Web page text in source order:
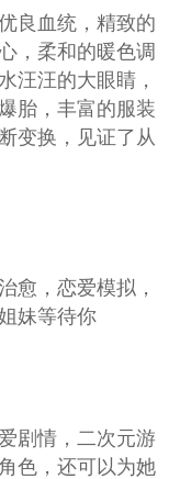
良血统，精致的
，柔和的暖色调
汪汪的大眼睛，
胎，丰富的服装
变换，见证了从
愈，恋爱模拟，
妹等待你
剧情，二次元游
色，还可以为她